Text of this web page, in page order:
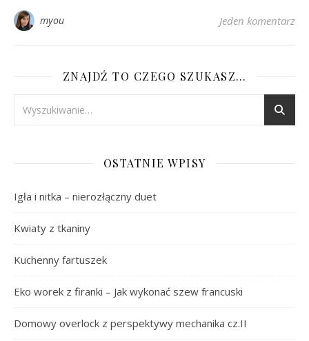
myou Jeden komentarz
ZNAJDŹ TO CZEGO SZUKASZ…
OSTATNIE WPISY
Igła i nitka – nierozłączny duet
Kwiaty z tkaniny
Kuchenny fartuszek
Eko worek z firanki – Jak wykonać szew francuski
Domowy overlock z perspektywy mechanika cz.II